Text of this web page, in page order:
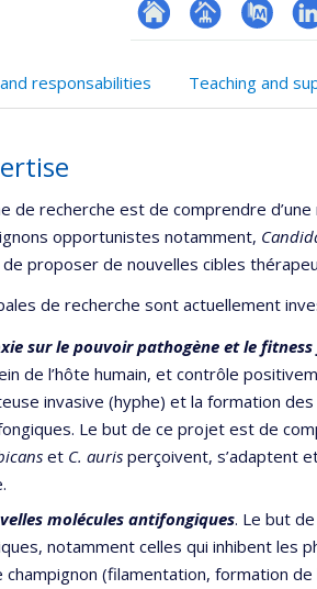
ResearchGate
Page PubMed
responsabilities Teaching and
de recherche est de comprendre
opportunistes notamment,
de proposer de nouvelles cibles
de recherche sont actuellement
sur le pouvoir pathogène et le
de l’hôte humain, et contrôle
invasive (hyphe) et la formation
Le but de ce projet est de
et C. auris perçoivent, s’adaptent
molécules antifongiques. Le but
notamment celles qui inhibent les
champignon (filamentation, formation